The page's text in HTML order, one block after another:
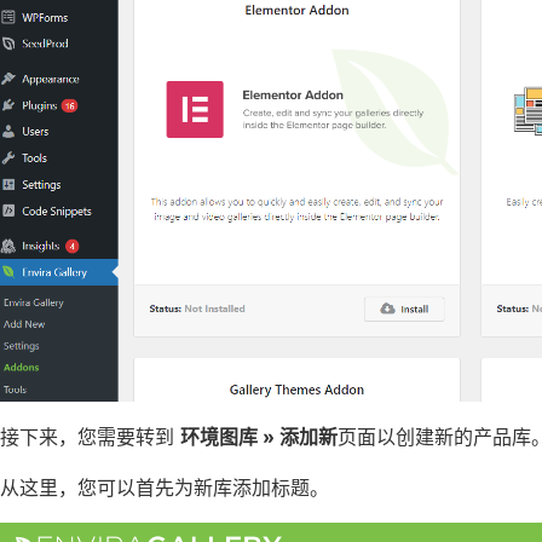
接下来，您需要转到 环境图库 » 添加新页面以创建新的产品库
从这里，您可以首先为新库添加标题。